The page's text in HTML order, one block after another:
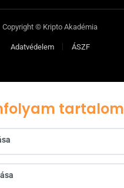
Copyright © Kripto Akadémia
Adatvédelem ÁSZF
tartalom